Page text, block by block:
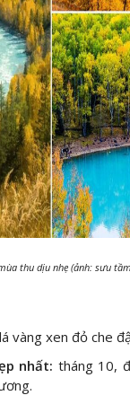
thu dịu nhẹ (ảnh: sưu
vàng xen đỏ che
nhất: tháng 10,